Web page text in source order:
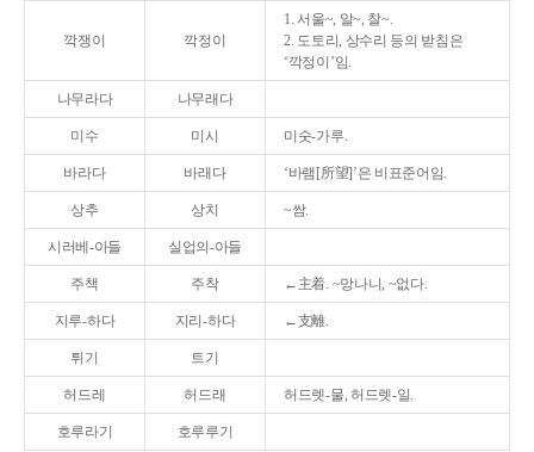
깍쟁이 깍정이
1. 서울~, 알~, 찰~.
2. 도토리, 상수리 등의 받침은
‘깍정이’임.
나무라다 나무래다
미수 미시 미숫-가루.
바라다 바래다 ‘바램[所望]’은 비표준어임.
상추 상치 ~쌈.
시러베-아들 실업의-아들
주책 주착 ←主着. ~망나니, ~없다.
지루-하다 지리-하다 ←支離.
튀기 트기
허드레 허드래 허드렛-물, 허드렛-일.
호루라기 호루루기